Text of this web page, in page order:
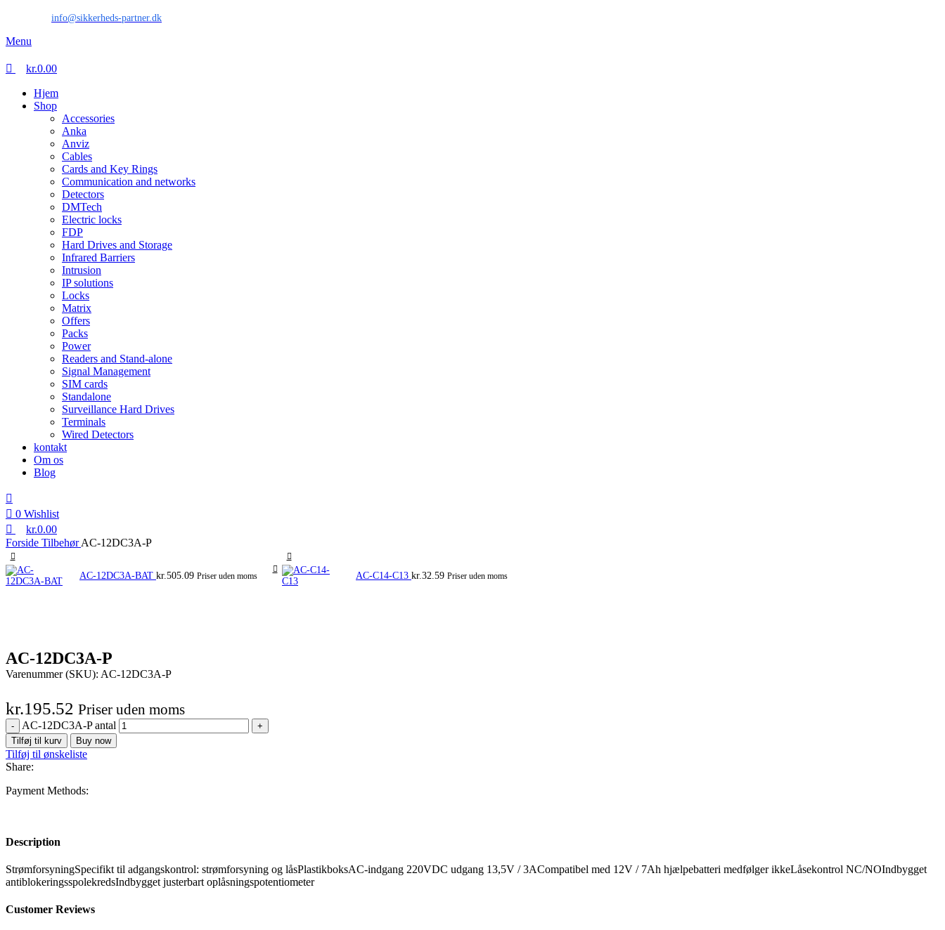
info@sikkerheds-partner.dk
Menu
kr.0.00
Hjem
Shop
Accessories
Anka
Anviz
Cables
Cards and Key Rings
Communication and networks
Detectors
DMTech
Electric locks
FDP
Hard Drives and Storage
Infrared Barriers
Intrusion
IP solutions
Locks
Matrix
Offers
Packs
Power
Readers and Stand-alone
Signal Management
SIM cards
Standalone
Surveillance Hard Drives
Terminals
Wired Detectors
kontakt
Om os
Blog
0 Wishlist
kr.0.00
Forside TilbehørAC-12DC3A-P
AC-12DC3A-BAT kr. 505.09 Priser uden moms AC-C14-C13 kr. 32.59 Priser uden moms
AC-12DC3A-P
Varenummer (SKU): AC-12DC3A-P
kr.195.52 Priser uden moms
AC-12DC3A-P antal
Tilføj til kurv Buy now
Tilføj til ønskeliste
Share:
Payment Methods:
Description
StrømforsyningSpecifikt til adgangskontrol: strømforsyning og låsPlastikboksAC-indgang 220VDC udgang 13,5V / 3ACompatibel med 12V / 7Ah hjælpebatteri medfølger ikkeLåsekontrol NC/NOIndbygget
antiblokeringsspolekredsIndbygget justerbart oplåsningspotentiometer
Customer Reviews